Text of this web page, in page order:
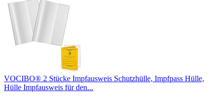
VOCIBO® 2 Stücke Impfausweis Schutzhülle, Impfpass Hülle,
Hülle Impfausweis für den...